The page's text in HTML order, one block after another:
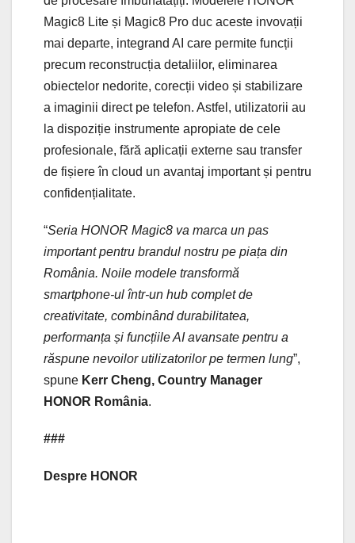
Magic8 Lite și Magic8 Pro duc aceste invovații
mai departe, integrand AI care permite funcții
precum reconstrucția detaliilor, eliminarea
obiectelor nedorite, corecții video și stabilizare
a imaginii direct pe telefon. Astfel, utilizatorii au
la dispoziție instrumente apropiate de cele
profesionale, fără aplicații externe sau transfer
de fișiere în cloud un avantaj important și pentru
confidențialitate.
“Seria HONOR Magic8 va marca un pas
important pentru brandul nostru pe piața din
România. Noile modele transformă
smartphone-ul într-un hub complet de
creativitate, combinând durabilitatea,
performanța și funcțiile AI avansate pentru a
răspune nevoilor utilizatorilor pe termen lung”,
spune Kerr Cheng, Country Manager
HONOR România.
###
Despre HONOR